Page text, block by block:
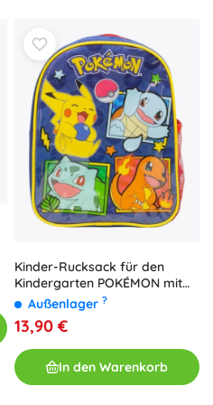
Kinder-Rucksack für den
Kindergarten POKÉMON mit
Pikachu und Freunden
Außenlager ?
13,90 €
In den Warenkorb